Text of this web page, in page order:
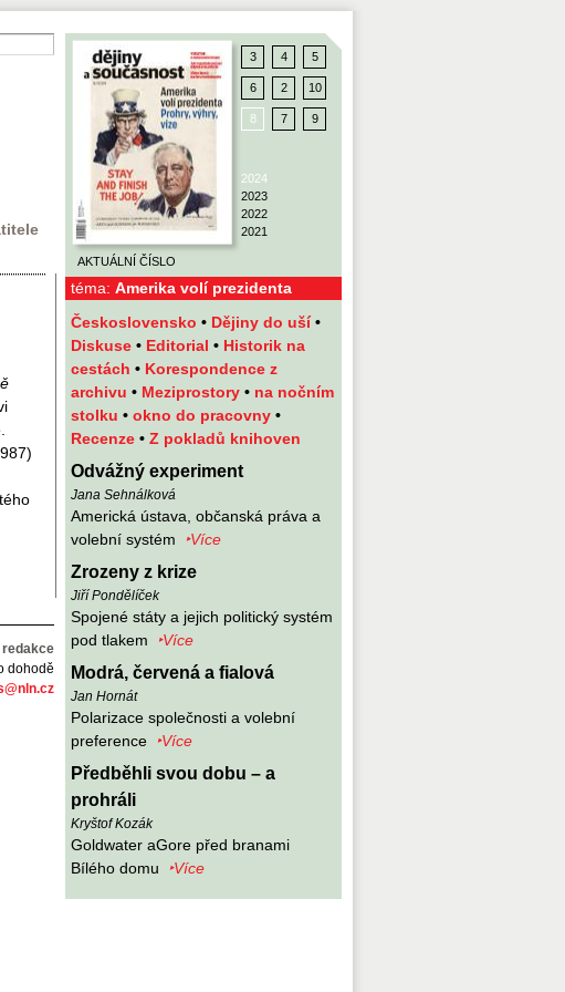
téma: Amerika volí prezidenta
AKTUÁLNÍ ČÍSLO
3 4 5
6 2 10
8 7 9
2024
2023
2022
2021
Československo • Dějiny do uší•
Diskuse • Editorial • Historik na
cestách • Korespondence z
archivu • Meziprostory • na nočním
stolku • okno do pracovny •
Recenze • Z pokladů knihoven
Odvážný experiment
Jana Sehnálková
Americká ústava, občanská práva a
volební systém
‣Více
Zrozeny z krize
Jiří Pondělíček
Spojené státy a jejich politický systém
pod tlakem
‣Více
Modrá, červená a fialová
Jan Hornát
Polarizace společnosti a volební
preference
‣Více
Předběhli svou dobu – a
prohráli
Kryštof Kozák
Goldwater aGore před branami
Bílého domu
‣Více
redakce
dohodě